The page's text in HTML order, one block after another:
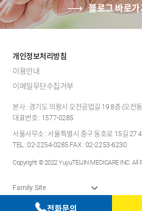
블로그 바로가
개인정보처리방침
이용안내
이메일무단수집거부
본사 : 경기도 의왕시 오전공업길 19 8층 (오전
대표번호 : 1577-0285
서울사무소 : 서울특별시 중구 동호로 15길 27
TEL : 02-2254-0285 FAX : 02-2253-6230
Copyright © 2022 YuyuTEIJIN MEDICARE INC. All
Family Site
전화문의